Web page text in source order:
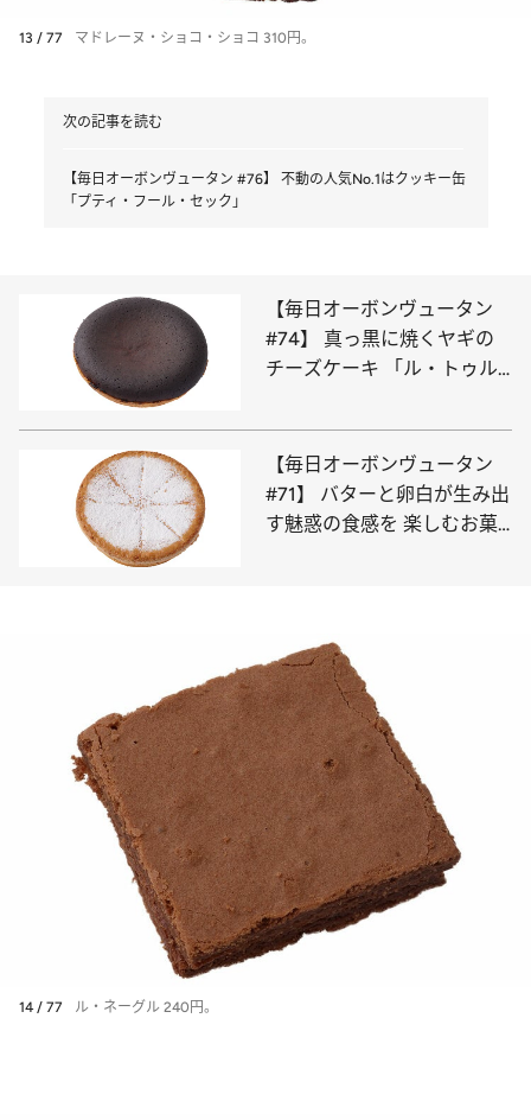
13 / 77 マドレーヌ・ショコ・ショコ 310円。
次の記事を読む
【毎日オーボンヴュータン #76】 不動の人気No.1はクッキー缶
「プティ・フール・セック」
【毎日オーボンヴュータン
#74】 真っ黒に焼くヤギの
チーズケーキ 「ル・トゥル
【毎日オーボンヴュータン
#71】 バターと卵白が生み出
す魅惑の食感を 楽しむお菓
14 / 77 ル・ネーグル 240円。